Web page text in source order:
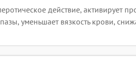
действие, активирует
уменьшает вязкость крови,